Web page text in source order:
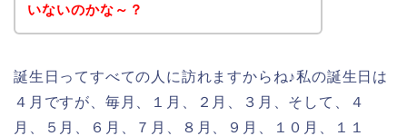
いないのかな～？
誕生日ってすべての人に訪れますからね♪私の誕生日は
４月ですが、毎月、１月、２月、３月、そして、４
月、５月、６月、７月、８月、９月、１０月、１１